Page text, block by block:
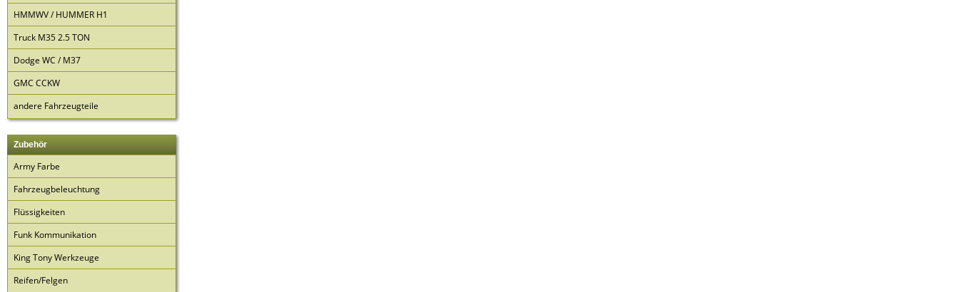
HMMWV / HUMMER H1
Truck M35 2.5 TON
Dodge WC / M37
GMC CCKW
andere Fahrzeugteile
Zubehör
Army Farbe
Fahrzeugbeleuchtung
Flüssigkeiten
Funk Kommunikation
King Tony Werkzeuge
Reifen/Felgen